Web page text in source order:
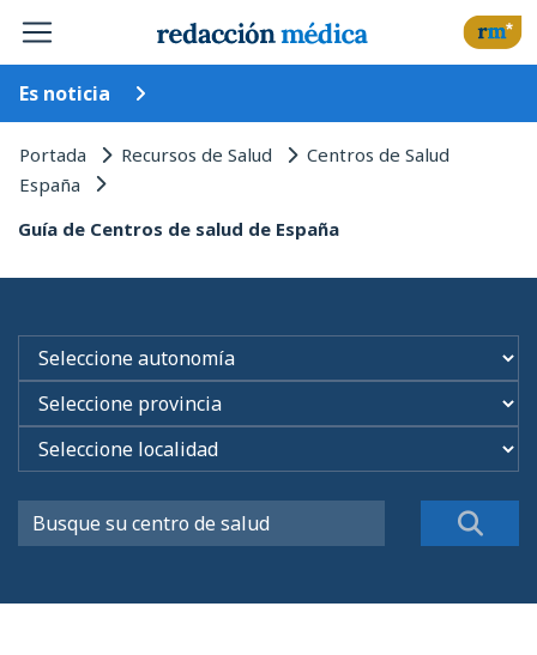
Es noticia
Portada Recursos de Salud Centros de Salud
España
Guía de Centros de salud de España